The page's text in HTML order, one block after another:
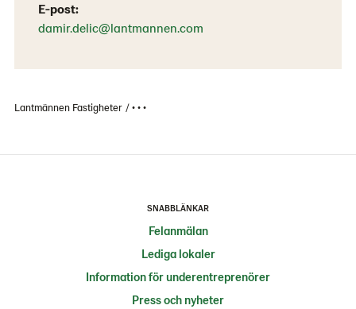
E-post:
damir.delic@lantmannen.com
Lantmännen Fastigheter • • •
SNABBLÄNKAR
Felanmälan
Lediga lokaler
Information för underentreprenörer
Press och nyheter